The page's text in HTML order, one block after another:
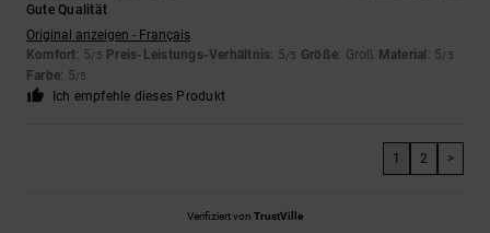
Gute Qualität
Original anzeigen - Français
Komfort: 5/5 Preis-Leistungs-Verhältnis: 5/5 Größe: Groß Material : 5/5
Farbe: 5/5
Ich empfehle dieses Produkt
1 2 >
Verifiziert von TrustVille